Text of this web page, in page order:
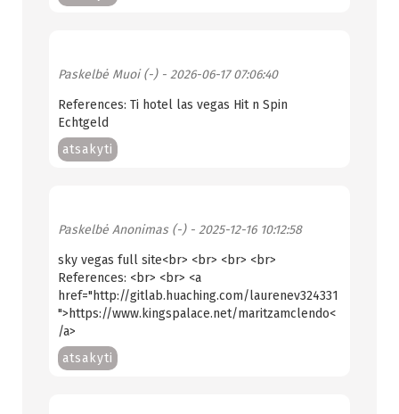
Paskelbė Muoi (-)- 2026-06-17 07:06:40
References: Ti hotel las vegas Hit n Spin
Echtgeld
atsakyti
Paskelbė Anonimas (-)- 2025-12-16 10:12:58
sky vegas full site<br> <br> <br> <br>
References: <br> <br> <a
href="http://gitlab.huaching.com/laurenev324331
">https://www.kingspalace.net/maritzamclendo<
/a>
atsakyti